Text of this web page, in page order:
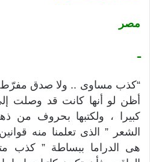
مصر
ـ
“كذب مساوى .. ولا صدق مفرّط
أظن لو أنها كانت قد وصلت
كبيرا ، ولكتبها بحروف من
الشعر ” الذى تعلمنا منه
هى الدراما ببساطة ” كذب